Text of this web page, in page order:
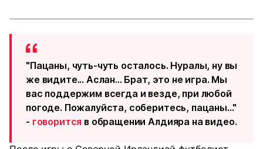
"Пацаны, чуть-чуть осталось. Нуралы, ну вы
же видите... Аслан... Брат, это не игра. Мы
вас поддержим всегда и везде, при любой
погоде. Пожалуйста, соберитесь, пацаны..."
- говорится в обращении Алдияра на видео.